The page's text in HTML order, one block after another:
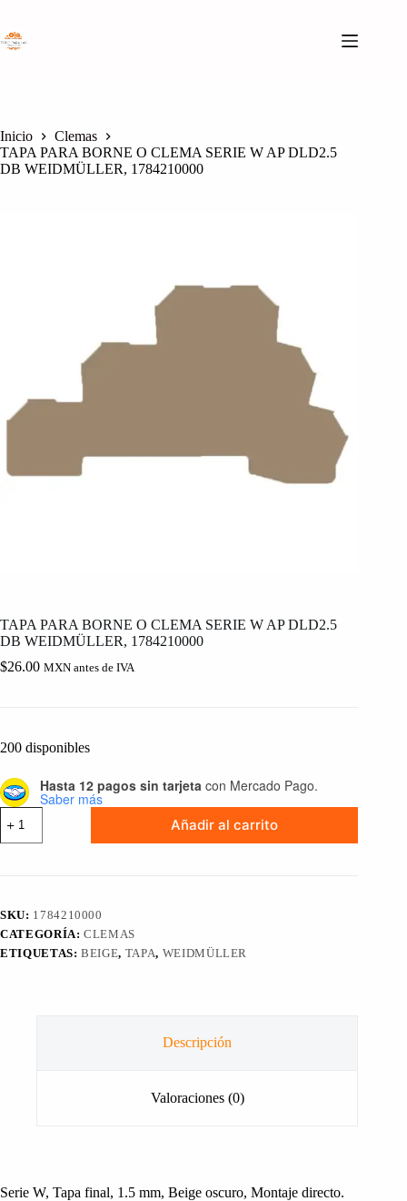
contenido
Inicio
Clemas
TAPA PARA BORNE O CLEMA SERIE W AP DLD2.5
DB WEIDMÜLLER, 1784210000
TAPA PARA BORNE O CLEMA SERIE W AP DLD2.5
DB WEIDMÜLLER, 1784210000
$26.00 MXN antes de IVA
200 disponibles
Hasta 12 pagos sin tarjeta con Mercado Pago.
Saber más
TAPA
PARA
BORNE
AP
DLD2.5
DB
Añadir al carrito
SKU: 1784210000
CATEGORÍA:CLEMAS
ETIQUETAS:BEIGE, TAPA, WEIDMÜLLER
Descripción
Valoraciones (0)
Serie W, Tapa final, 1.5 mm, Beige oscuro, Montaje directo.